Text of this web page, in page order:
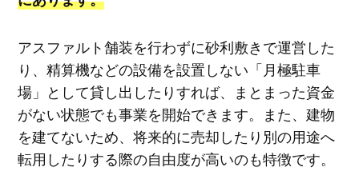
アスファルト舗装を行わずに砂利敷きで運営した
り、精算機などの設備を設置しない「月極駐車
場」として貸し出したりすれば、まとまった資金
がない状態でも事業を開始できます。また、建物
を建てないため、将来的に売却したり別の用途へ
転用したりする際の自由度が高いのも特徴です。